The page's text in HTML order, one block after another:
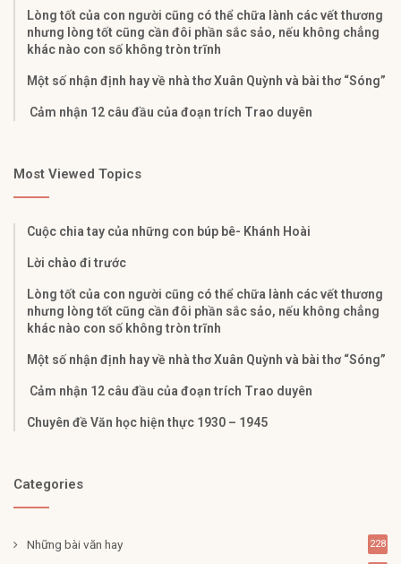
Lòng tốt của con người cũng có thể chữa lành các vết thương
nhưng lòng tốt cũng cần đôi phần sắc sảo, nếu không chẳng
khác nào con số không tròn trĩnh
Một số nhận định hay về nhà thơ Xuân Quỳnh và bài thơ “Sóng”
Cảm nhận 12 câu đầu của đoạn trích Trao duyên
Most Viewed Topics
Cuộc chia tay của những con búp bê- Khánh Hoài
Lời chào đi trước
Lòng tốt của con người cũng có thể chữa lành các vết thương
nhưng lòng tốt cũng cần đôi phần sắc sảo, nếu không chẳng
khác nào con số không tròn trĩnh
Một số nhận định hay về nhà thơ Xuân Quỳnh và bài thơ “Sóng”
Cảm nhận 12 câu đầu của đoạn trích Trao duyên
Chuyên đề Văn học hiện thực 1930 – 1945
Categories
Những bài văn hay 228